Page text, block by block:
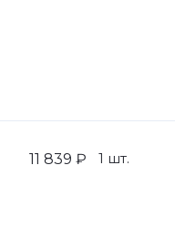
11 839 ₽ 1 шт.